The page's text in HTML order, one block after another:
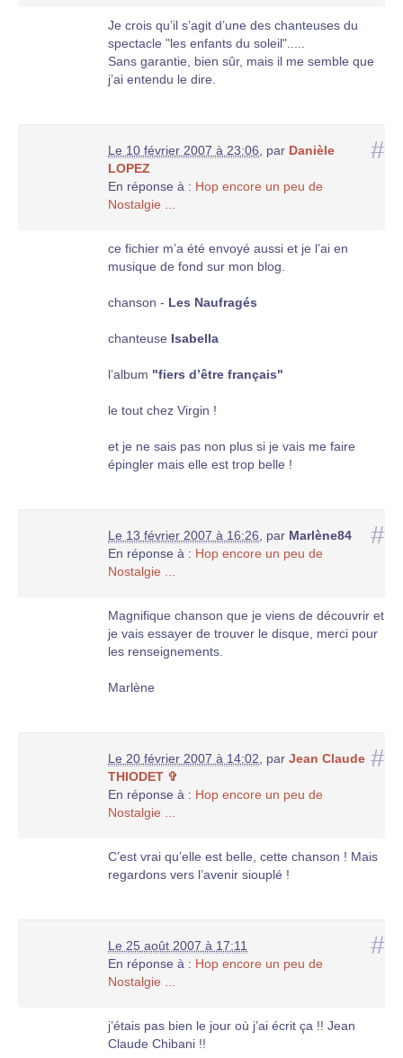
Je crois qu’il s’agit d’une des chanteuses du
spectacle "les enfants du soleil".....
Sans garantie, bien sûr, mais il me semble que
j’ai entendu le dire.
#
Le 10 février 2007 à 23:06 par Danièle
LOPEZ
En réponse à : Hop encore un peu de
Nostalgie ...
ce fichier m’a été envoyé aussi et je l’ai en
musique de fond sur mon blog.
chanson - Les Naufragés
chanteuse Isabella
l’album "fiers d’être français"
le tout chez Virgin !
et je ne sais pas non plus si je vais me faire
épingler mais elle est trop belle !
#
Le 13 février 2007 à 16:26 par Marlène84
En réponse à : Hop encore un peu de
Nostalgie ...
Magnifique chanson que je viens de découvrir et
je vais essayer de trouver le disque, merci pour
les renseignements.
Marlène
#
Le 20 février 2007 à 14:02 par Jean Claude
THIODET ✞
En réponse à : Hop encore un peu de
Nostalgie ...
C’est vrai qu’elle est belle, cette chanson ! Mais
regardons vers l’avenir siouplé !
#
Le 25 août 2007 à 17:11
En réponse à : Hop encore un peu de
Nostalgie ...
j’étais pas bien le jour où j’ai écrit ça !! Jean
Claude Chibani !!